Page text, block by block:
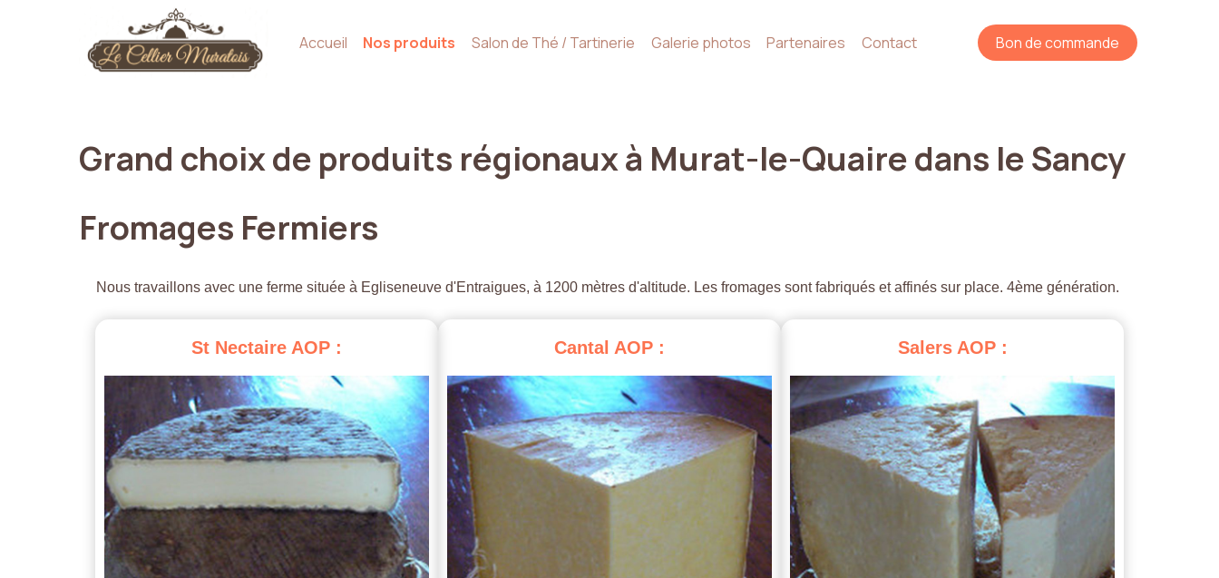
Accueil Nos produits Salon de Thé / Tartinerie Galerie photos Partenaires Contact Bon de commande
Grand choixde produits régionauxà Murat-le-Quairedans leSancy
Fromages Fermiers
Nous travaillons avec une ferme située à Egliseneuve d'Entraigues, à 1200 mètres d'altitude. Les fromages sont fabriqués et affinés sur place. 4ème génération.
St Nectaire AOP : Cantal AOP : Salers AOP :